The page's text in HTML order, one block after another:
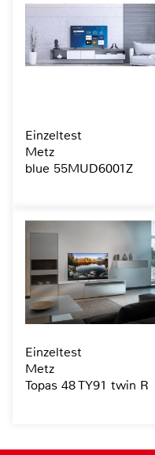
Einzeltest
Metz
blue 55MUD6001Z
Einzeltest
Metz
Topas 48 TY91 twin R